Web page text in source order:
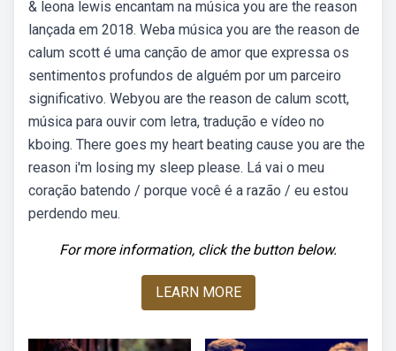
& leona lewis encantam na música you are the reason
lançada em 2018. Weba música you are the reason de
calum scott é uma canção de amor que expressa os
sentimentos profundos de alguém por um parceiro
significativo. Webyou are the reason de calum scott,
música para ouvir com letra, tradução e vídeo no
kboing. There goes my heart beating cause you are the
reason i'm losing my sleep please. Lá vai o meu
coração batendo / porque você é a razão / eu estou
perdendo meu.
For more information, click the button below.
LEARN MORE